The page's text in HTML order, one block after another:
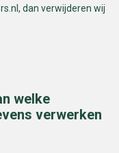
, dan verwijderen wij
welke
verwerken